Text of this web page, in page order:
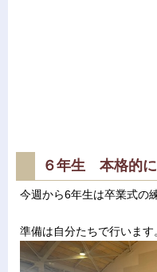
６年生 本格的に
今週から6年生は卒業式の
準備は自分たちで行います